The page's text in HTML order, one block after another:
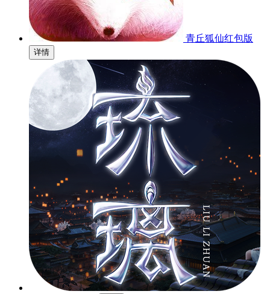
青丘狐仙红包版
详情